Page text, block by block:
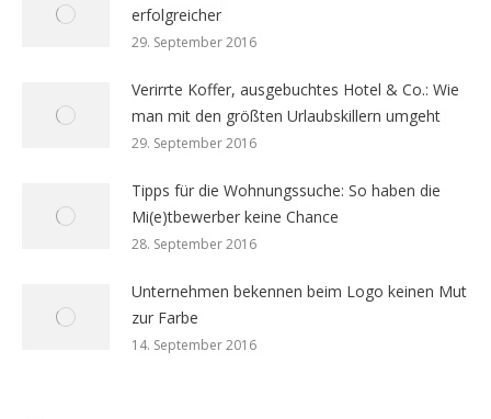
erfolgreicher
29. September 2016
Verirrte Koffer, ausgebuchtes Hotel & Co.: Wie
man mit den größten Urlaubskillern umgeht
29. September 2016
Tipps für die Wohnungssuche: So haben die
Mi(e)tbewerber keine Chance
28. September 2016
Unternehmen bekennen beim Logo keinen Mut
zur Farbe
14. September 2016